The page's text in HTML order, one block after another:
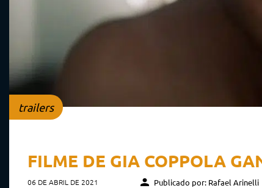
trailers
FILME DE GIA COPPOLA
06 DE ABRIL DE 2021 Publicado por: Rafael Arinelli